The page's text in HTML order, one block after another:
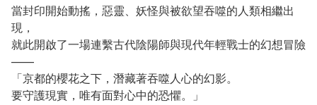
當封印開始動搖，惡靈、妖怪與被欲望吞噬的人類相繼出
現，
就此開啟了一場連繫古代陰陽師與現代年輕戰士的幻想冒險
——
「京都的櫻花之下，潛藏著吞噬人心的幻影。
要守護現實，唯有面對心中的恐懼。」